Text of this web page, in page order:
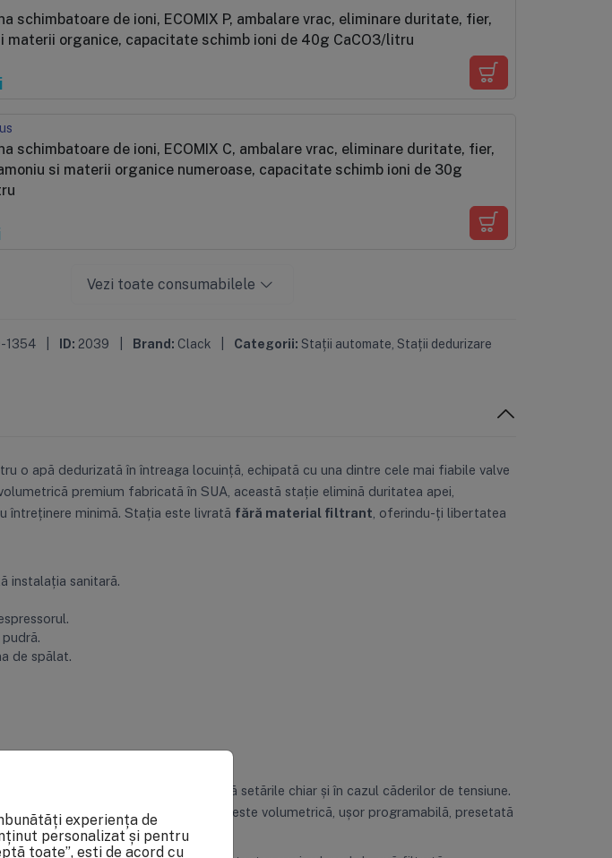
materii organice, capacitate schimb ioni de 40g CaCO3/litru
si materii organice numeroase, capacitate schimb ioni de 30g
Vezi toate consumabilele
1354 ID: 2039 Brand: Clack Categorii: Stații automate Stații dedurizare
o apă dedurizată în întreaga locuință, echipată cu una dintre cele mai fiabile valve
premium fabricată în SUA, această stație elimină duritatea apei,
întreținere minimă. Stația este livrată fără material filtrant , oferindu-ți libertatea
instalația sanitară.
de spălat.
și memorie EEPROM ce păstrează setările chiar și în cazul căderilor de tensiune.
specifică valvelor cu came. Valva este volumetrică, ușor programabilă, presetată
experiența de
personalizat și pentru
toate”, ești de acord cu